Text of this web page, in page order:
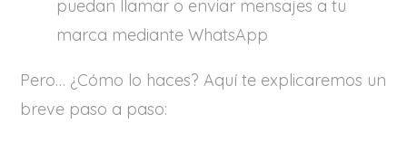
puedan llamar o enviar mensajes a tu
marca mediante WhatsApp
Pero… ¿Cómo lo haces? Aquí te explicaremos un
breve paso a paso: